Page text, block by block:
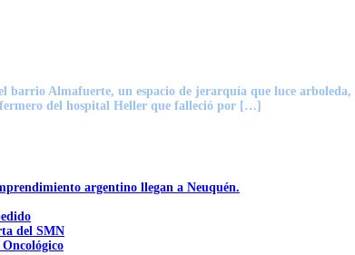
Almafuerte, un espacio de jerarquía que luce
del hospital Heller que falleció por […]
argentino llegan a Neuquén.
del SMN